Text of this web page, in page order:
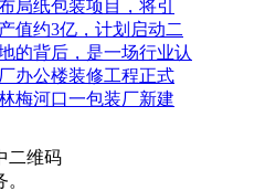
局纸包装项目，将引
值约3亿，计划启动二
的背后，是一场行业认
办公楼装修工程正式
梅河口一包装厂新建
二维码